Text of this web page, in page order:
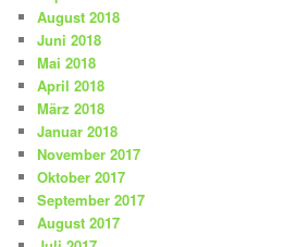
August 2018
Juni 2018
Mai 2018
April 2018
März 2018
Januar 2018
November 2017
Oktober 2017
September 2017
August 2017